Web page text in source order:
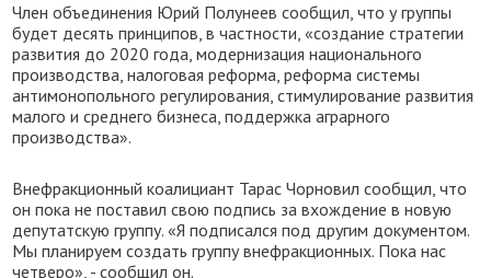
Член объединения Юрий Полунеев сообщил, что у группы
будет десять принципов, в частности, «создание стратегии
развития до 2020 года, модернизация национального
производства, налоговая реформа, реформа системы
антимонопольного регулирования, стимулирование развития
малого и среднего бизнеса, поддержка аграрного
производства».
Внефракционный коалициант Тарас Чорновил сообщил, что
он пока не поставил свою подпись за вхождение в новую
депутатскую группу. «Я подписался под другим документом.
Мы планируем создать группу внефракционных. Пока нас
четверо», - сообщил он.